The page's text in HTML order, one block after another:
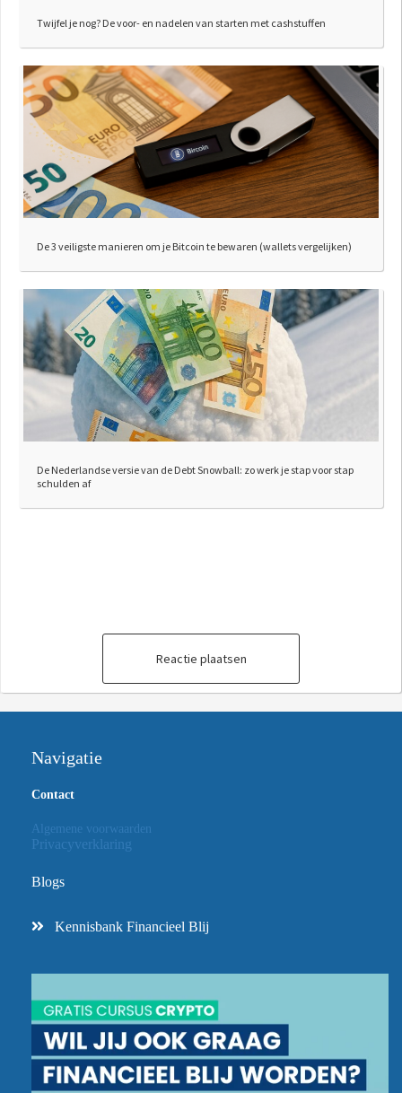
Twijfel je nog? De voor- en nadelen van starten met cashstuffen
De 3 veiligste manieren om je Bitcoin te bewaren (wallets vergelijken)
De Nederlandse versie van de Debt Snowball: zo werk je stap voor stap
schulden af
Reactie plaatsen
Navigatie
Contact
Algemene voorwaarden
Privacyverklaring
Blogs
Kennisbank Financieel Blij